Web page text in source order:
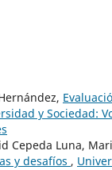
y Sociedad:
Cepeda Luna,
y desafíos ,